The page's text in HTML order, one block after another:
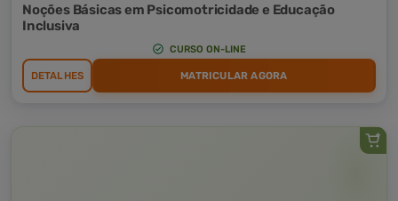
Noções Básicas em Psicomotricidade e Educação
Inclusiva
CURSO ON-LINE
DETALHES MATRICULAR AGORA